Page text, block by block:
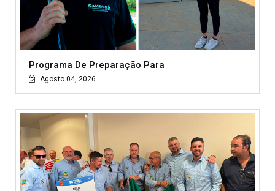
Programa De Preparação Para
Agosto 04, 2026